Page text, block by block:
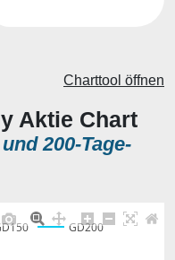
Aktie Chart
200-Tage-
Charttool öffnen
GD200